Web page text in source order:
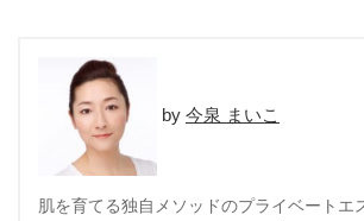
今泉 まいこ
肌を育てる独自メソッドのプライベートエ